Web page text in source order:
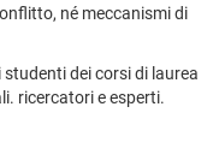
né meccanismi di
dei corsi di laurea
ricercatori e esperti.